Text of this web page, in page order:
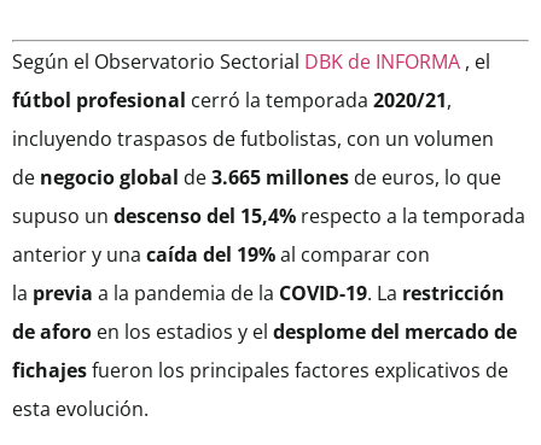
Según el Observatorio Sectorial DBK de INFORMA , el
fútbol profesional cerró la temporada 2020/21,
incluyendo traspasos de futbolistas, con un volumen
de negocioglobal de3.665 millones de euros, lo que
supuso un descenso del 15,4% respecto a la temporada
anterior y una caída del 19%al comparar con
la previa a la pandemia de la COVID-19. La restricción
de aforo en los estadios y el desplome del mercado de
fichajesfueron los principales factores explicativos de
esta evolución.